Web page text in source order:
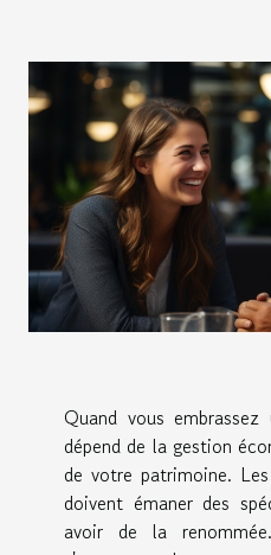
Quand vous
dépend de la gestion
de votre patrimoine.
doivent émaner des
avoir de la